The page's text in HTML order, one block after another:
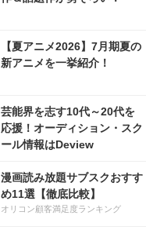
【夏アニメ2026】7月期夏の
新アニメを一挙紹介！
芸能界を志す10代～20代を
応援！オーディション・スク
ール情報はDeview
漫画読み放題サブスクおすす
め11選【徹底比較】
オリコン顧客満足度ランキング